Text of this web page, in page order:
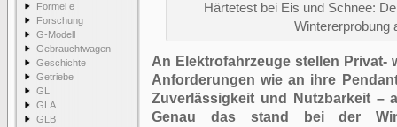
Formel e
Forschung
G-Modell
Gebrauchtwagen
Geschichte
Getriebe
GL
GLA
GLB
Härtetest bei Eis und Schnee:
Wintererprobung
An Elektrofahrzeuge stellen Privat-
Anforderungen wie an ihre
Zuverlässigkeit und Nutzbarkeit –
Genau das stand bei der